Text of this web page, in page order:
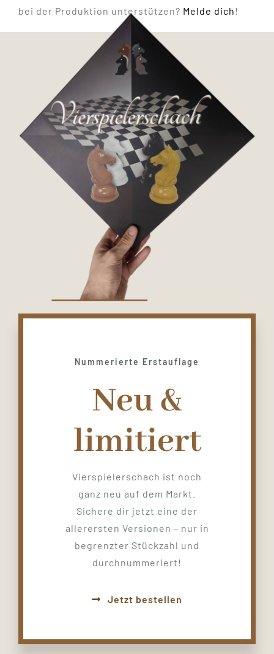
bei der Produktion unterstützen? Melde dich !
Nummerierte Erstauflage
Neu &
limitiert
Vierspielerschach ist noch
ganz neu auf dem Markt.
Sichere dir jetzt eine der
allerersten Versionen – nur in
begrenzter Stückzahl und
durchnummeriert!
Jetzt bestellen